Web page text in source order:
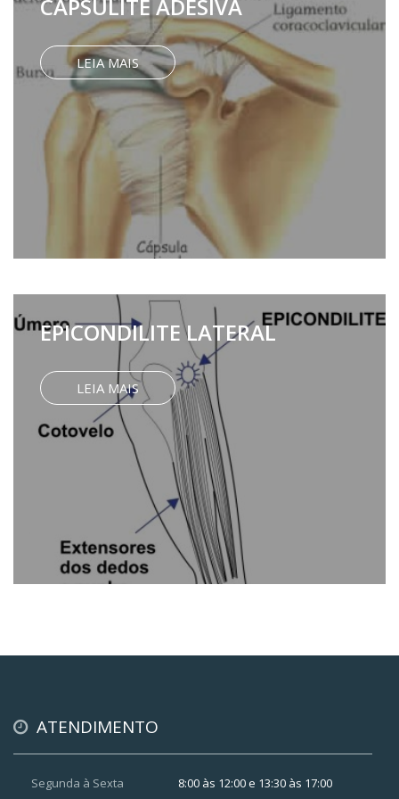
CAPSULITE ADESIVA
LEIA MAIS
EPICONDILITE LATERAL
LEIA MAIS
ATENDIMENTO
Segunda à Sexta 8:00 às 12:00 e 13:30 às 17:00